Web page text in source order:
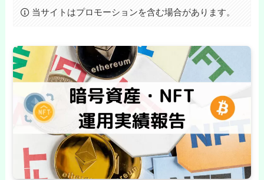
当サイトはプロモーションを含む場合があります。